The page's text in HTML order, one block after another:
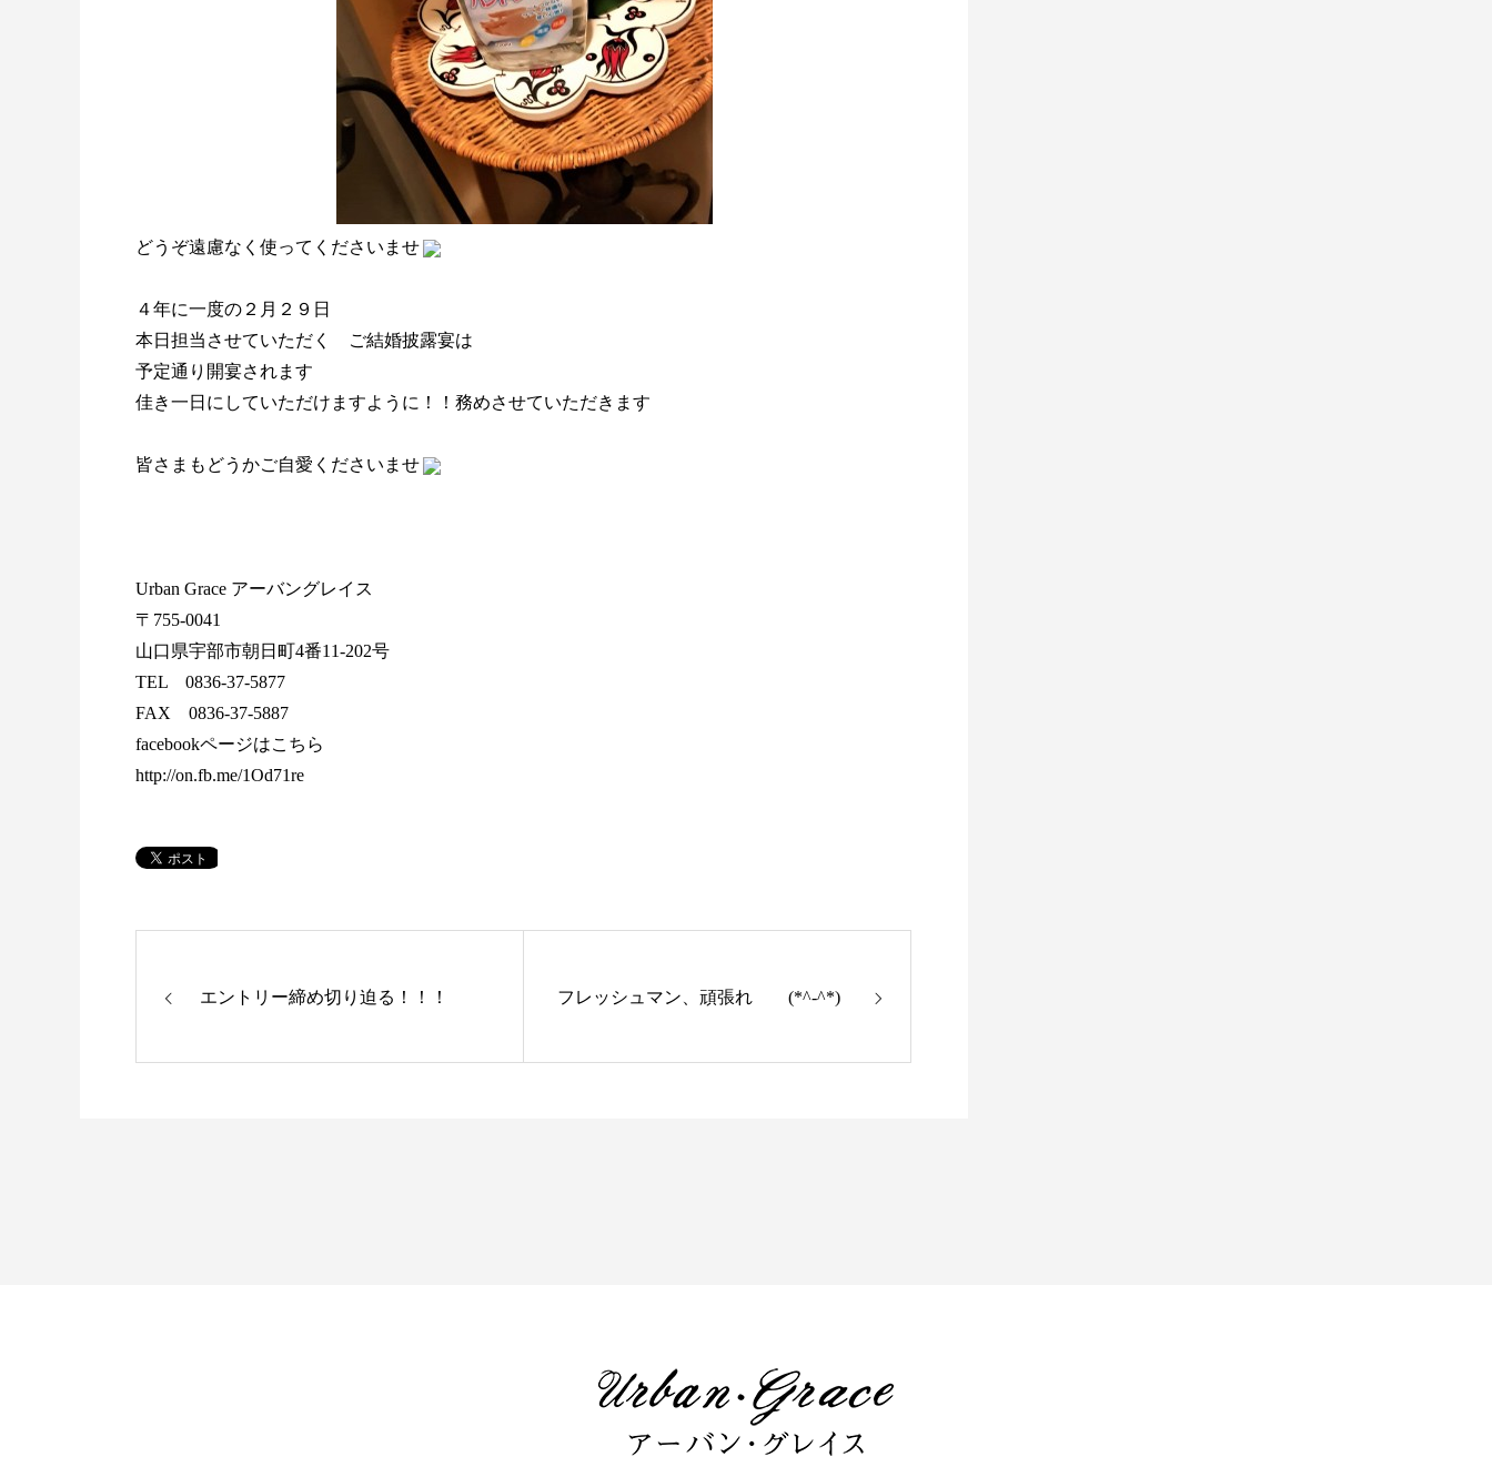
どうぞ遠慮なく使ってくださいませ
４年に一度の２月２９日
本日担当させていただく ご結婚披露宴は
予定通り開宴されます
佳き一日にしていただけますように！！務めさせていただきます
皆さまもどうかご自愛くださいませ
Urban Grace アーバングレイス
〒755-0041
山口県宇部市朝日町4番11-202号
TEL 0836-37-5877
FAX 0836-37-5887
facebookページはこちら
http://on.fb.me/1Od71re
エントリー締め切り迫る！！！ フレッシュマン、頑張れ (*^-^*)